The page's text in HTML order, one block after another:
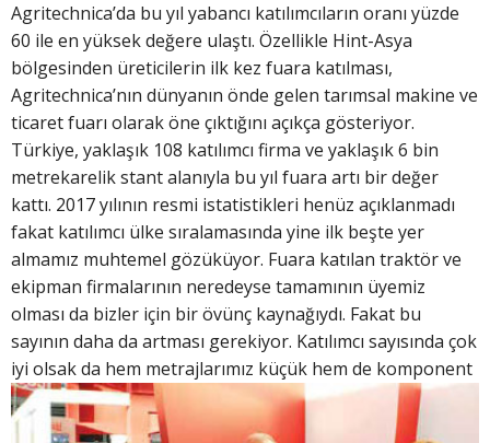
Agritechnica’da bu yıl yabancı katılımcıların oranı yüzde
60 ile en yüksek değere ulaştı. Özellikle Hint-Asya
bölgesinden üreticilerin ilk kez fuara katılması,
Agritechnica’nın dünyanın önde gelen tarımsal makine ve
ticaret fuarı olarak öne çıktığını açıkça gösteriyor.
Türkiye, yaklaşık 108 katılımcı firma ve yaklaşık 6 bin
metrekarelik stant alanıyla bu yıl fuara artı bir değer
kattı. 2017 yılının resmi istatistikleri henüz açıklanmadı
fakat katılımcı ülke sıralamasında yine ilk beşte yer
almamız muhtemel gözüküyor. Fuara katılan traktör ve
ekipman firmalarının neredeyse tamamının üyemiz
olması da bizler için bir övünç kaynağıydı. Fakat bu
sayının daha da artması gerekiyor. Katılımcı sayısında çok
iyi olsak da hem metrajlarımız küçük hem de komponent